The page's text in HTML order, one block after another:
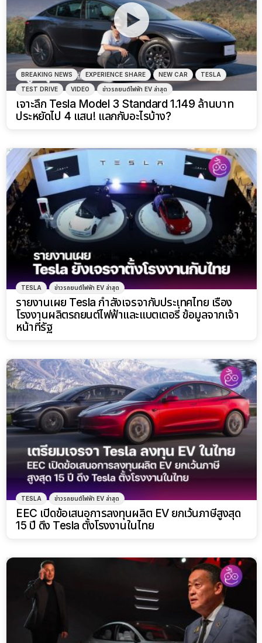
BREAKING NEWS EXPERIENCE SHARE NEW CAR TESLA
TEST DRIVE VIDEO ข่าวรถยนต์ไฟฟ้า EV ล่าสุด
เจาะลึก Tesla Model 3 Standard 1.149 ล้านบาท
ประหยัดไป 4 แสน! แลกกับอะไรบ้าง?
TESLA ข่าวรถยนต์ไฟฟ้า EV ล่าสุด
รายงานเผย Tesla กำลังเจรจากับประเทศไทย เรื่อง
โรงงานผลิตรถยนต์ไฟฟ้าและแบตเตอรี่ ข้อมูลจากเจ้า
หน้าที่รัฐ
TESLA ข่าวรถยนต์ไฟฟ้า EV ล่าสุด
EEC เปิดข้อเสนอการลงทุนผลิต EV ยกเว้นภาษีสูงสุด
15 ปี ดึง Tesla ตั้งโรงงานในไทย